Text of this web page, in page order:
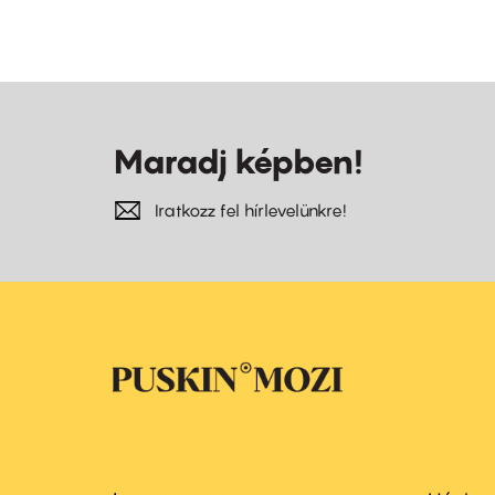
Maradj képben!
Iratkozz fel hírlevelünkre!